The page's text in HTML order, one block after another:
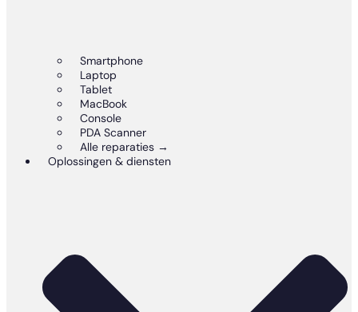
Smartphone
Laptop
Tablet
MacBook
Console
PDA Scanner
Alle reparaties →
Oplossingen & diensten